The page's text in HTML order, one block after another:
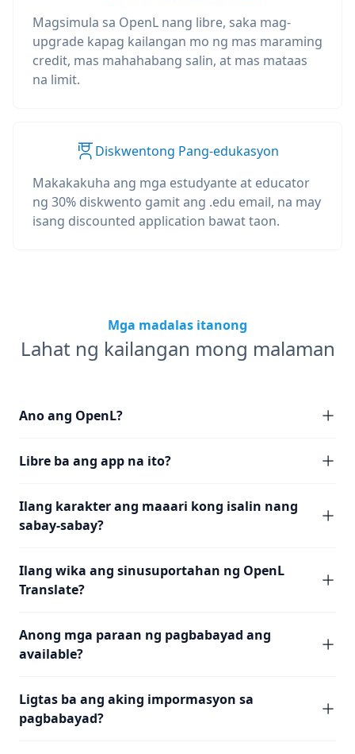
Magsimula sa OpenL nang libre, saka mag-
upgrade kapag kailangan mo ng mas maraming
credit, mas mahahabang salin, at mas mataas
na limit.
Diskwentong Pang-edukasyon
Makakakuha ang mga estudyante at educator
ng 30% diskwento gamit ang .edu email, na may
isang discounted application bawat taon.
Mga madalas itanong
Lahat ng kailangan mong malaman
Ano ang OpenL?
Libre ba ang app na ito?
Ilang karakter ang maaari kong isalin nang
sabay-sabay?
Ilang wika ang sinusuportahan ng OpenL
Translate?
Anong mga paraan ng pagbabayad ang
available?
Ligtas ba ang aking impormasyon sa
pagbabayad?